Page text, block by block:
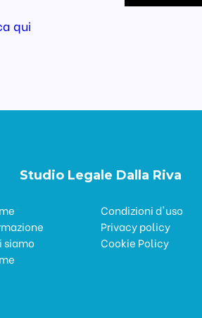
qui
Studio Legale Dalla Riva
Condizioni d'uso
Privacy policy
siamo
Cookie Policy